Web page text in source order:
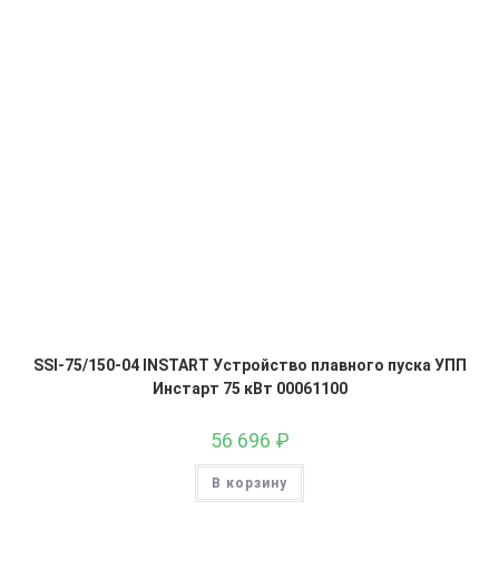
SSI-75/150-04 INSTART Устройство плавного пуска УПП
Инстарт 75 кВт 00061100
56 696 ₽
В корзину